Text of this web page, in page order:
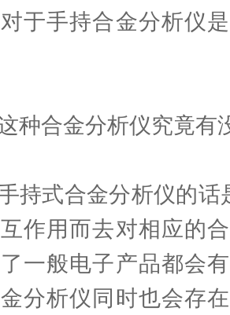
于手持合金分析仪
种合金分析仪究竟有
持式合金分析仪的
作用而去对相应的
一般电子产品都会
分析仪同时也会存